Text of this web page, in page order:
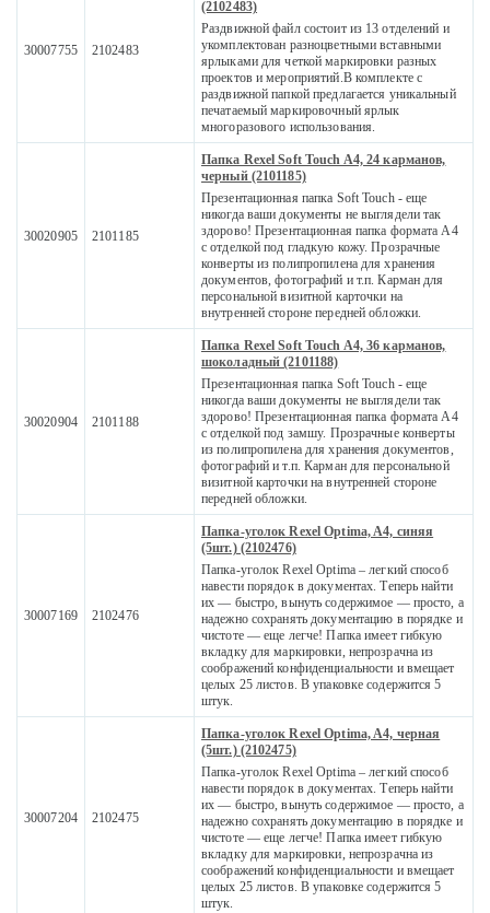
30007755 2102483
(2102483)
Раздвижной файл состоит из 13 отделений и
укомплектован разноцветными вставными
ярлыками для четкой маркировки разных
проектов и мероприятий.В комплекте с
раздвижной папкой предлагается уникальный
печатаемый маркировочный ярлык
многоразового использования.
30020905 2101185
Папка Rexel Soft Touch A4, 24 карманов,
черный (2101185)
Презентационная папка Soft Touch - еще
никогда ваши документы не выглядели так
здорово! Презентационная папка формата A4
с отделкой под гладкую кожу. Прозрачные
конверты из полипропилена для хранения
документов, фотографий и т.п. Карман для
персональной визитной карточки на
внутренней стороне передней обложки.
30020904 2101188
Папка Rexel Soft Touch A4, 36 карманов,
шоколадный (2101188)
Презентационная папка Soft Touch - еще
никогда ваши документы не выглядели так
здорово! Презентационная папка формата A4
с отделкой под замшу. Прозрачные конверты
из полипропилена для хранения документов,
фотографий и т.п. Карман для персональной
визитной карточки на внутренней стороне
передней обложки.
30007169 2102476
Папка-уголок Rexel Optima, A4, синяя
(5шт.) (2102476)
Папка-уголок Rexel Optima – легкий способ
навести порядок в документах. Теперь найти
их — быстро, вынуть содержимое — просто, а
надежно сохранять документацию в порядке и
чистоте — еще легче! Папка имеет гибкую
вкладку для маркировки, непрозрачна из
соображений конфиденциальности и вмещает
целых 25 листов. В упаковке содержится 5
штук.
30007204 2102475
Папка-уголок Rexel Optima, A4, черная
(5шт.) (2102475)
Папка-уголок Rexel Optima – легкий способ
навести порядок в документах. Теперь найти
их — быстро, вынуть содержимое — просто, а
надежно сохранять документацию в порядке и
чистоте — еще легче! Папка имеет гибкую
вкладку для маркировки, непрозрачна из
соображений конфиденциальности и вмещает
целых 25 листов. В упаковке содержится 5
штук.